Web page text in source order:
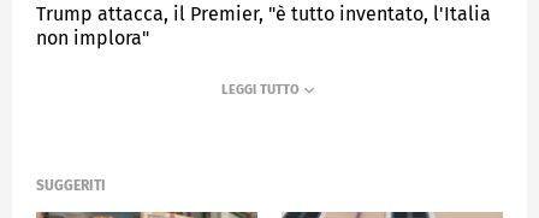
Trump attacca, il Premier, "è tutto inventato, l'Italia
non implora"
SUGGERITI